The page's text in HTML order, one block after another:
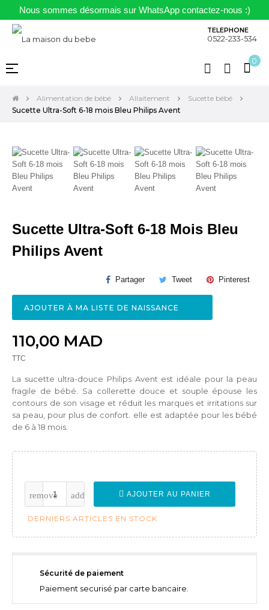
Nous sommes désormais sur WhatsApp contactez-nous :)
TELEPHONE
0522-233-534
0
Basculer
navigation
☰
Alimentation de bébé Allaitement
Sucette bébé
Sucette Ultra-Soft 6-18 mois Bleu Philips Avent
Sucette Ultra-Soft 6-18 Mois Bleu
Philips Avent
Partager Tweet Pinterest
AJOUTER À MA LISTE DE NAISSANCE
110,00 MAD
TTC
La sucette ultra-douce Philips Avent est idéale pour la peau
fragile de bébé. Sa collerette douce et souple épouse les
contours de son visage et réduit les marques et irritations sur
sa peau, pour plus de confort. elle est adaptée pour les bébé
de 6 à 18 mois.
AJOUTER AU PANIER
DERNIERS ARTICLES EN STOCK
Sécurité de paiement
Paiement securisé par carte bancaire.